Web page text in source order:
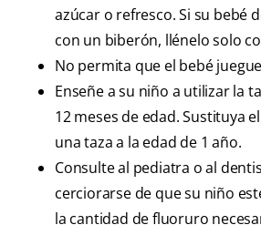
azúcar o refresco. Si su bebé
con un biberón, llénelo solo
No permita que el bebé
Enseñe a su niño a utilizar la
12 meses de edad. Sustituya
una taza a la edad de 1 año.
Consulte al pediatra o al
cerciorarse de que su niño
la cantidad de fluoruro